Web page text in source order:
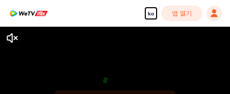
ko 앱 열기